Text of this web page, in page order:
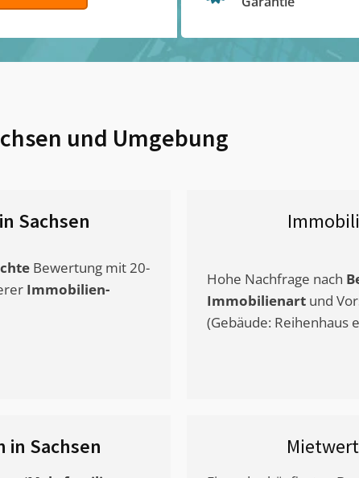
und Umgebung
Sachsen
Bewertung mit 20-
Immobilien-
Hohe Nachfrage nach
Immobilienart und
(Gebäude: Reihenhaus
in Sachsen